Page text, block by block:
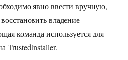
явно ввести вручную,
владение
команда используется для
TrustedInstaller.